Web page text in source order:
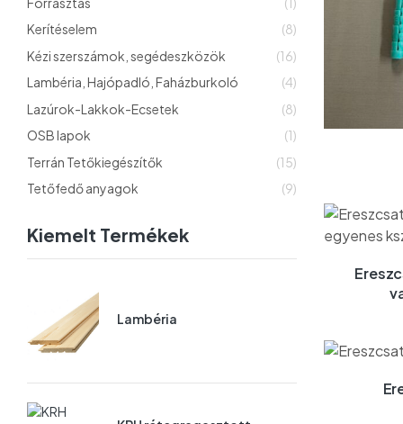
Kerítéselem
(8)
Kézi szerszámok, segédeszközök
(16)
Lambéria, Hajópadló, Faházburkoló
(4)
Lazúrok-Lakkok-Ecsetek
(8)
OSB lapok
(1)
Terrán Tetőkiegészítők
(15)
Tetőfedő anyagok
(9)
Kiemelt Termékek
Lambéria